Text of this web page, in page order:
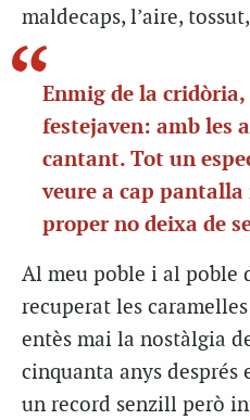
maldecaps, l’aire,
Enmig de la cridòria,
festejaven: amb les
cantant. Tot un
veure a cap
proper no deixa de
Al meu poble i al poble
recuperat les
entès mai la nostàlgia
cinquanta anys després
un record senzill però